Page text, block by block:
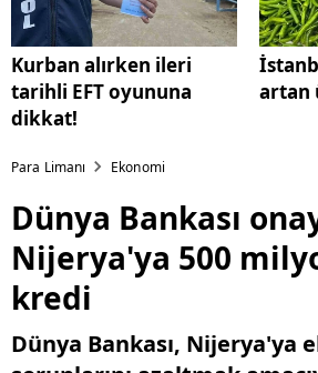
Kurban alırken ileri
tarihli EFT oyununa
dikkat!
artan
Para Limanı Ekonomi
Dünya Bankası
Nijerya'ya 500
kredi
Dünya Bankası, Nijerya'ya